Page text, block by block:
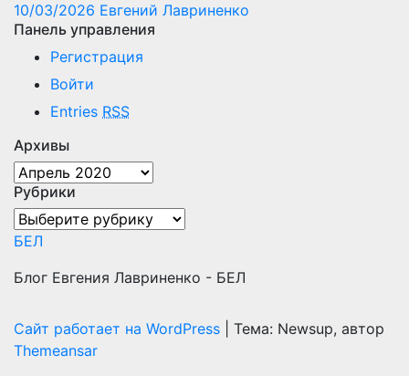
10/03/2026 Евгений Лавриненко
Панель управления
Регистрация
Войти
Entries RSS
Архивы
Архивы
Рубрики
Рубрики
БЕЛ
Блог Евгения Лавриненко - БЕЛ
Сайт работает на WordPress
Тема: Newsup, автор
Themeansar